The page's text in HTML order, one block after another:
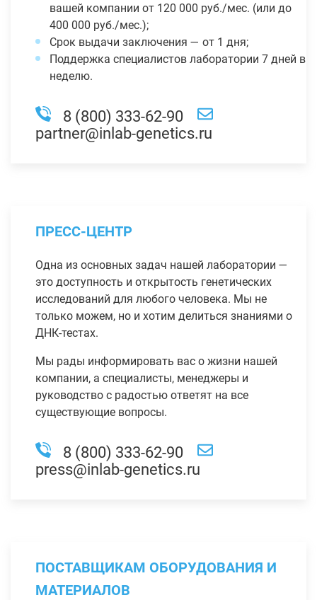
вашей компании от 120 000 руб./мес. (или до
400 000 руб./мес.);
Срок выдачи заключения — от 1 дня;
Поддержка специалистов лаборатории 7 дней в
неделю.
8 (800) 333-62-90
partner@inlab-genetics.ru
ПРЕСС-ЦЕНТР
Одна из основных задач нашей лаборатории —
это доступность и открытость генетических
исследований для любого человека. Мы не
только можем, но и хотим делиться знаниями о
ДНК-тестах.
Мы рады информировать вас о жизни нашей
компании, а специалисты, менеджеры и
руководство с радостью ответят на все
существующие вопросы.
8 (800) 333-62-90
press@inlab-genetics.ru
ПОСТАВЩИКАМ ОБОРУДОВАНИЯ И
МАТЕРИАЛОВ